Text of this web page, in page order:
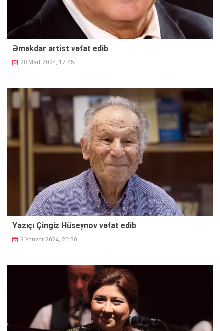
Əməkdar artist vəfat edib
28 Mart 2024, 17:45
Yazıçı Çingiz Hüseynov vəfat edib
9 Yanvar 2024, 20:50